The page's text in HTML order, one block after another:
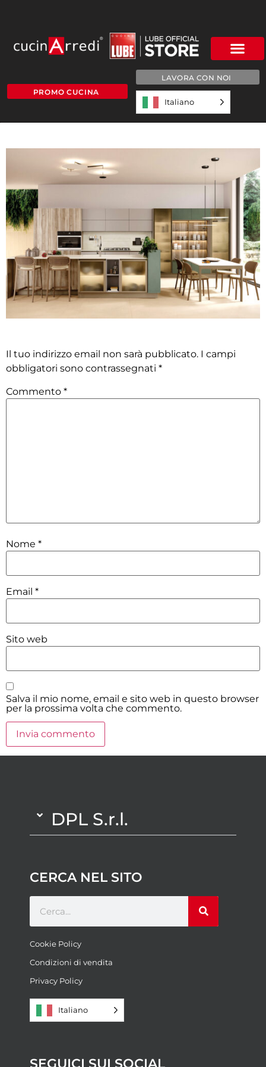
PROMO CUCINA
LAVORA CON NOI
Italiano
Il tuo indirizzo email non sarà pubblicato. I campi
obbligatori sono contrassegnati *
Commento *
Nome *
Email *
Sito web
Salva il mio nome, email e sito web in questo browser
per la prossima volta che commento.
DPL S.r.l.
CERCA NEL SITO
Cookie Policy
Condizioni di vendita
Privacy Policy
Italiano
SEGUICI SUI SOCIAL